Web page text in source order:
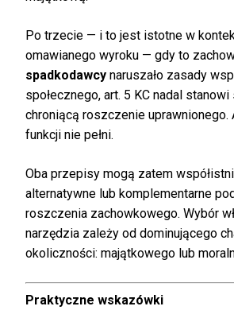
Po trzecie — i to jest istotne w
omawianego wyroku — gdy to
spadkodawcy naruszało zasady
społecznego, art. 5 KC nadal
chroniącą roszczenie uprawnionego.
funkcji nie pełni.
Oba przepisy mogą zatem
alternatywne lub komplementarne
roszczenia zachowkowego. Wybór
narzędzia zależy od dominującego
okoliczności: majątkowego lub
Praktyczne wskazówki